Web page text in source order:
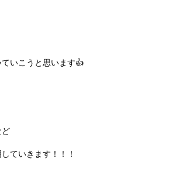
いこうと思います👍
ていきます！！！